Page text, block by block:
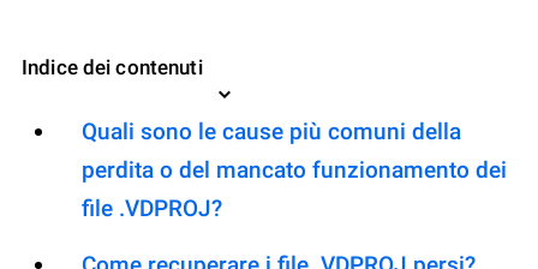
Indice dei contenuti
Quali sono le cause più comuni della
perdita o del mancato funzionamento dei
file .VDPROJ?